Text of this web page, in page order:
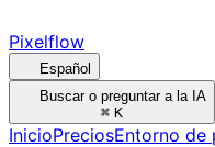
Pixelflow
Español
Buscar o preguntar a la IA
⌘ K
InicioPreciosEntorno de